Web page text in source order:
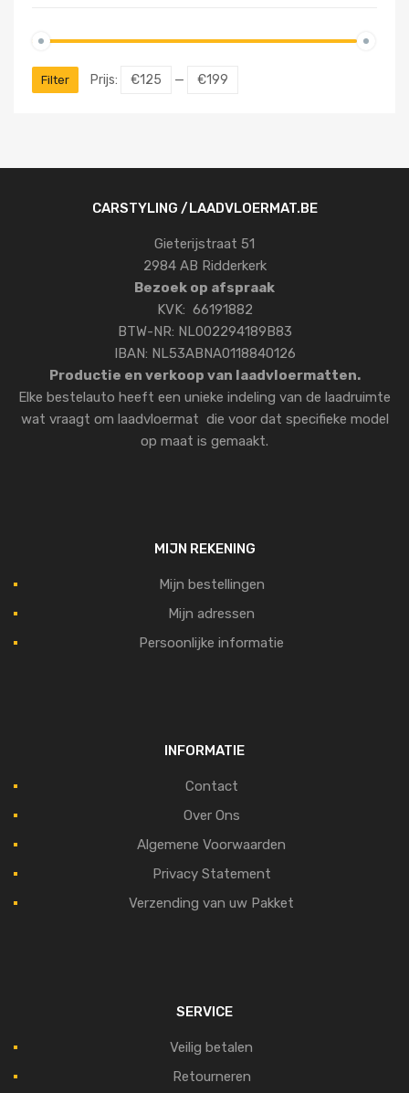
Filter Prijs: €125 — €199
CARSTYLING /LAADVLOERMAT.BE
Gieterijstraat 51
2984 AB Ridderkerk
Bezoek op afspraak
KVK: 66191882
BTW-NR: NL002294189B83
IBAN: NL53ABNA0118840126
Productie en verkoop van laadvloermatten.
Elke bestelauto heeft een unieke indeling van de laadruimte
wat vraagt om laadvloermat die voor dat specifieke model
op maat is gemaakt.
MIJN REKENING
Mijn bestellingen
Mijn adressen
Persoonlijke informatie
INFORMATIE
Contact
Over Ons
Algemene Voorwaarden
Privacy Statement
Verzending van uw Pakket
SERVICE
Veilig betalen
Retourneren